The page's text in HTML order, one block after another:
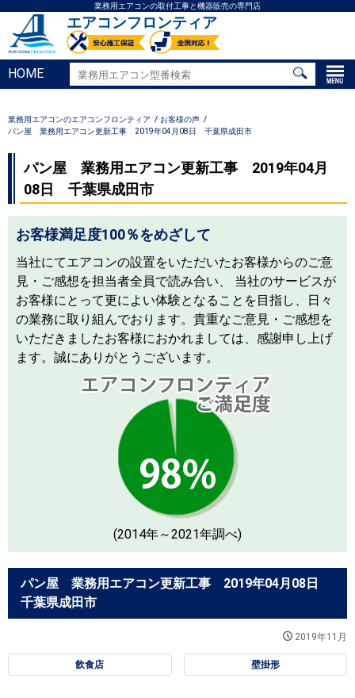
業務用エアコンの取付工事と機器販売の専門店
エアコンフロンティア
HOME
業務用エアコンのエアコンフロンティア
お客様の声
パン屋 業務用エアコン更新工事 2019年04月08日 千葉県成田市
パン屋 業務用エアコン更新工事 2019年04月
08日 千葉県成田市
お客様満足度100％をめざして
当社にてエアコンの設置をいただいたお客様からのご意
見・ご感想を担当者全員で読み合い、 当社のサービスが
お客様にとって更によい体験となることを目指し、日々
の業務に取り組んでおります。貴重なご意見・ご感想を
いただきましたお客様におかれましては、感謝申し上げ
ます。誠にありがとうございます。
(2014年～2021年調べ)
パン屋 業務用エアコン更新工事 2019年04月08日
千葉県成田市
2019年11月
飲食店 壁掛形